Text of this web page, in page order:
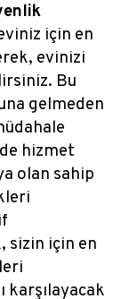
için en
evinizi
Bu
gelmeden
hizmet
olan sahip
sizin için en
karşılayacak